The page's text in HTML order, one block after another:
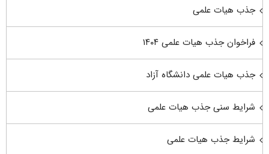
جذب هیات علمی
فراخوان جذب هیات علمی ۱۴۰۴
جذب هیات علمی دانشگاه آزاد
شرایط سنی جذب هیات علمی
شرایط جذب هیات علمی